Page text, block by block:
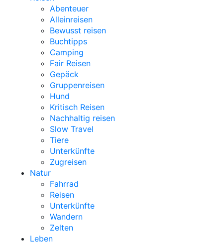
Abenteuer
Alleinreisen
Bewusst reisen
Buchtipps
Camping
Fair Reisen
Gepäck
Gruppenreisen
Hund
Kritisch Reisen
Nachhaltig reisen
Slow Travel
Tiere
Unterkünfte
Zugreisen
Natur
Fahrrad
Reisen
Unterkünfte
Wandern
Zelten
Leben